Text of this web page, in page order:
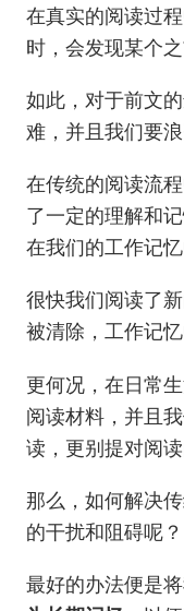
在真实的阅读过
时，会发现某个
如此，对于前文
难，并且我们要
在传统的阅读流
了一定的理解和
在我们的工作记
很快我们阅读了
被清除，工作记
更何况，在日常
阅读材料，并且
读，更别提对阅
那么，如何解决
的干扰和阻碍呢？
最好的办法便是